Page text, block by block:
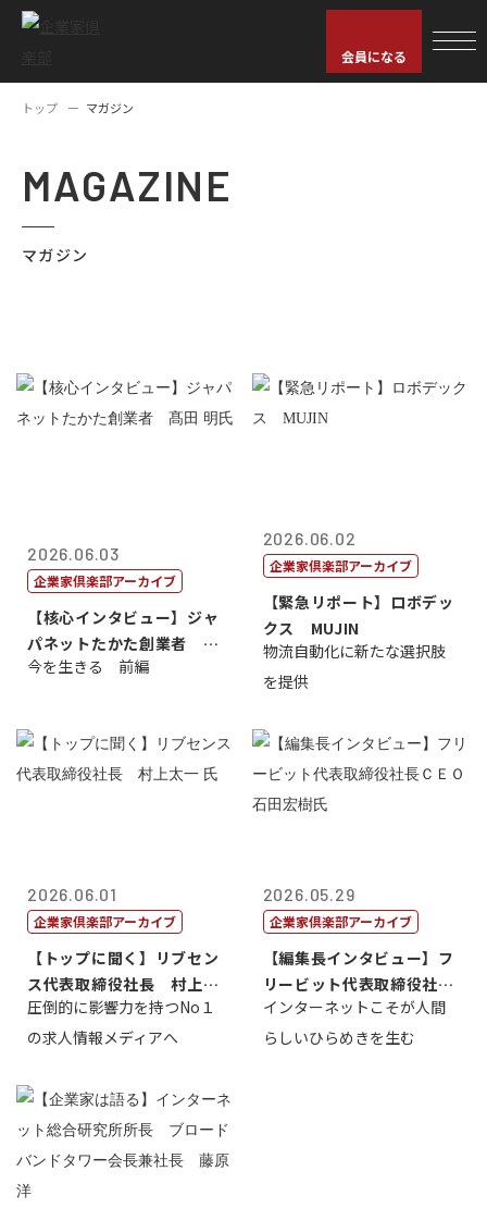
会員になる
トップ マガジン
MAGAZINE
マガジン
2026.06.03
企業家倶楽部アーカイブ
【核心インタビュー】ジャ
パネットたかた創業者 髙
田 明氏
今を生きる 前編
2026.06.02
企業家倶楽部アーカイブ
【緊急リポート】ロボデッ
クス MUJIN
物流自動化に新たな選択肢
を提供
2026.06.01
企業家倶楽部アーカイブ
【トップに聞く】リブセン
ス代表取締役社長 村上太
一 氏
圧倒的に影響力を持つNo１
の求人情報メディアへ
2026.05.29
企業家倶楽部アーカイブ
【編集長インタビュー】フ
リービット代表取締役社長
ＣＥＯ 石田...
インターネットこそが人間
らしいひらめきを生む